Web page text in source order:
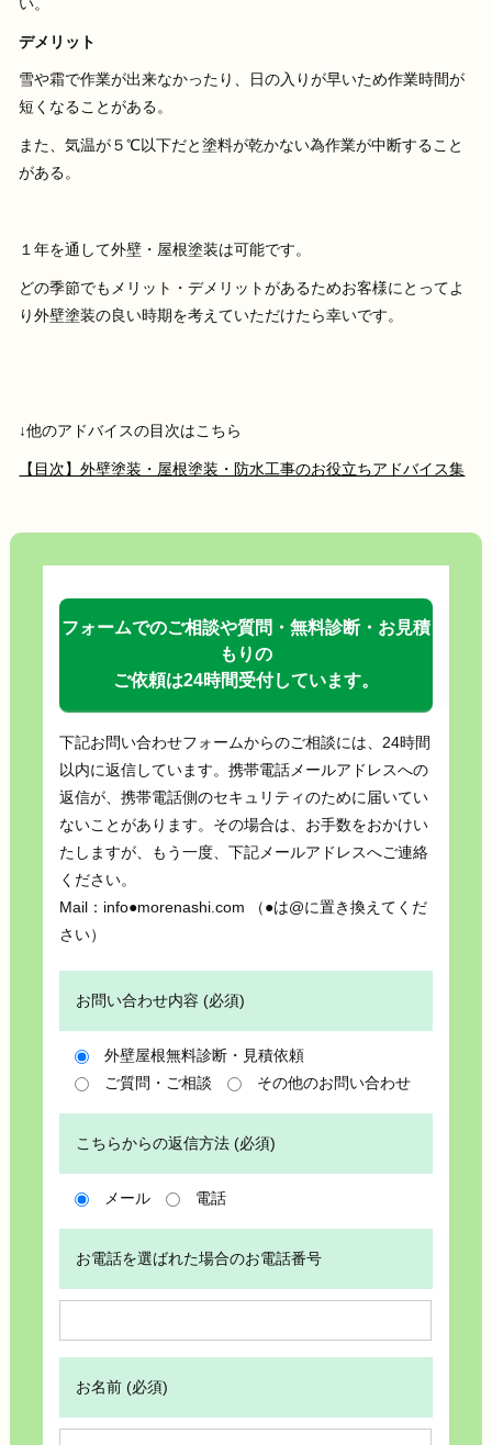
デメリット
雪や霜で作業が出来なかったり、日の入りが早いため作業時間が
短くなることがある。
また、気温が５℃以下だと塗料が乾かない為作業が中断すること
がある。
１年を通して外壁・屋根塗装は可能です。
どの季節でもメリット・デメリットがあるためお客様にとってよ
り外壁塗装の良い時期を考えていただけたら幸いです。
↓他のアドバイスの目次はこちら
【目次】外壁塗装・屋根塗装・防水工事のお役立ちアドバイス集
フォームでのご相談や質問・無料診断・お見積
もりの
ご依頼は24時間受付しています。
下記お問い合わせフォームからのご相談には、24時間
以内に返信しています。携帯電話メールアドレスへの
返信が、携帯電話側のセキュリティのために届いてい
ないことがあります。その場合は、お手数をおかけい
たしますが、もう一度、下記メールアドレスへご連絡
ください。
Mail：info●morenashi.com （●は@に置き換えてくだ
さい）
お問い合わせ内容 (必須)
外壁屋根無料診断・見積依頼
ご質問・ご相談
その他のお問い合わせ
こちらからの返信方法 (必須)
メール 電話
お電話を選ばれた場合のお電話番号
お名前 (必須)